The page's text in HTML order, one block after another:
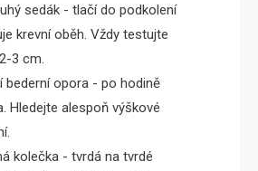
sedák - tlačí do podkolení
krevní oběh. Vždy testujte
3 cm.
bederní opora - po hodině
Hledejte alespoň výškové
kolečka - tvrdá na tvrdé